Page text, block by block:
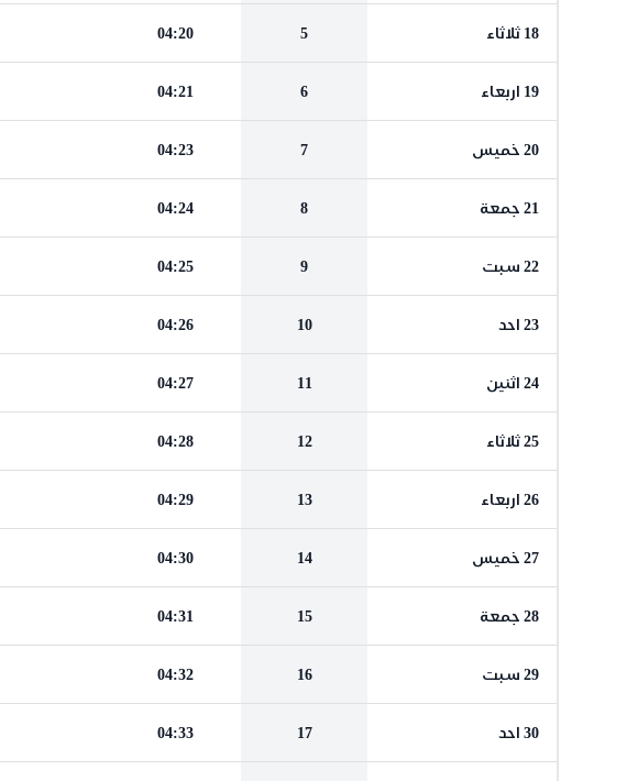
18 ثلاثاء 5
04:20
19 اربعاء 6
04:21
20 خميس 7
04:23
21 جمعة 8
04:24
22 سبت 9
04:25
23 احد 10
04:26
24 اثنين 11
04:27
25 ثلاثاء 12
04:28
26 اربعاء 13
04:29
27 خميس 14
04:30
28 جمعة 15
04:31
29 سبت 16
04:32
30 احد 17
04:33